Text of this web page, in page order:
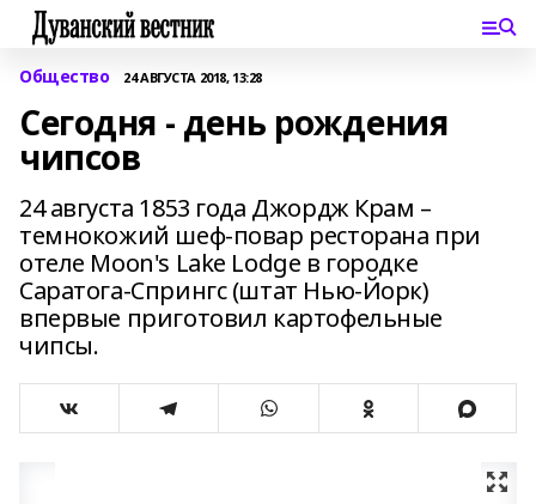
Общество 24 АВГУСТА 2018, 13:28
Сегодня - день рождения
чипсов
24 августа 1853 года Джордж Крам –
темнокожий шеф-повар ресторана при
отеле Moon's Lake Lodge в городке
Саратога-Спрингс (штат Нью-Йорк)
впервые приготовил картофельные
чипсы.